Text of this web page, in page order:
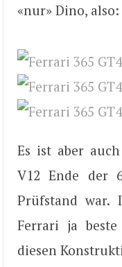
«nur» Dino,
Es ist aber
V12 Ende der
Prüfstand war.
Ferrari ja
diesen